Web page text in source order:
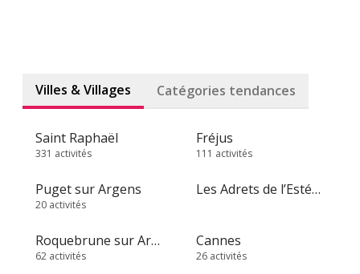
Villes & Villages Catégories tendances
Saint Raphaël
331 activités
Fréjus
111 activités
Puget sur Argens
20 activités
Les Adrets de l’Estérel
Roquebrune sur Argens
62 activités
Cannes
26 activités